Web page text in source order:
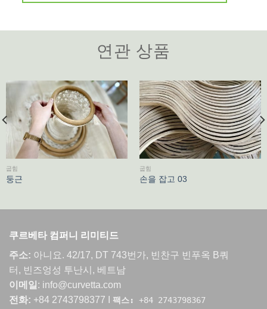
연관 상품
굽힘
둥근
굽힘
손을 잡고 03
쿠르베타 컴퍼니 리미티드
주소: 아니요. 42/17, DT 743번가, 빈찬구 빈푸옥 B쿼
터, 빈즈엉성 투난시, 베트남
이메일 : info@curvetta.com
전화: +84 2743798377 I 팩스: +84 2743798367